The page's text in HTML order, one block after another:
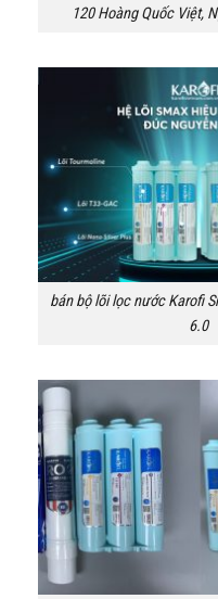
120 Hoàng Quốc Việt,
bán bộ lõi lọc nước Karofi
6.0